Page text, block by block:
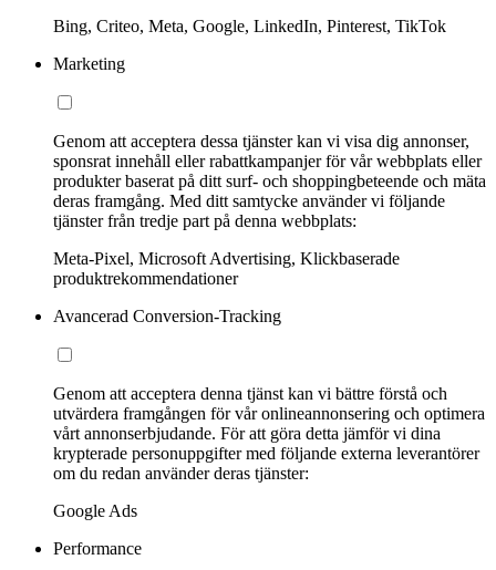
Bing, Criteo, Meta, Google, LinkedIn, Pinterest, TikTok
Marketing
Genom att acceptera dessa tjänster kan vi visa dig annonser,
sponsrat innehåll eller rabattkampanjer för vår webbplats eller
produkter baserat på ditt surf- och shoppingbeteende och mäta
deras framgång. Med ditt samtycke använder vi följande
tjänster från tredje part på denna webbplats:
Meta-Pixel, Microsoft Advertising, Klickbaserade
produktrekommendationer
Avancerad Conversion-Tracking
Genom att acceptera denna tjänst kan vi bättre förstå och
utvärdera framgången för vår onlineannonsering och optimera
vårt annonserbjudande. För att göra detta jämför vi dina
krypterade personuppgifter med följande externa leverantörer
om du redan använder deras tjänster:
Google Ads
Performance